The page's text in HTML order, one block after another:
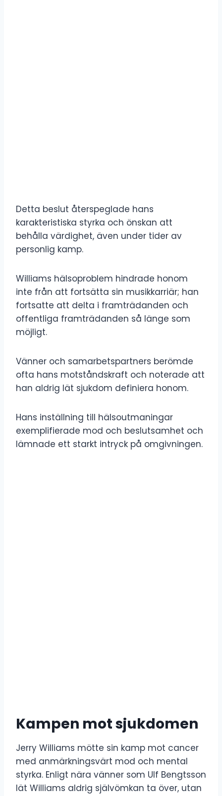
Detta beslut återspeglade hans
karakteristiska styrka och önskan att
behålla värdighet, även under tider av
personlig kamp.
Williams hälsoproblem hindrade honom
inte från att fortsätta sin musikkarriär; han
fortsatte att delta i framträdanden och
offentliga framträdanden så länge som
möjligt.
Vänner och samarbetspartners berömde
ofta hans motståndskraft och noterade att
han aldrig lät sjukdom definiera honom.
Hans inställning till hälsoutmaningar
exemplifierade mod och beslutsamhet och
lämnade ett starkt intryck på omgivningen.
Kampen mot sjukdomen
Jerry Williams mötte sin kamp mot cancer
med anmärkningsvärt mod och mental
styrka. Enligt nära vänner som Ulf Bengtsson
lät Williams aldrig självömkan ta över, utan